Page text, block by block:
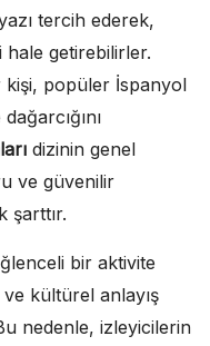
tercih ederek,
hale getirebilirler.
popüler İspanyol
dizinin genel
ve güvenilir
şarttır.
bir aktivite
kültürel anlayış
nedenle, izleyicilerin